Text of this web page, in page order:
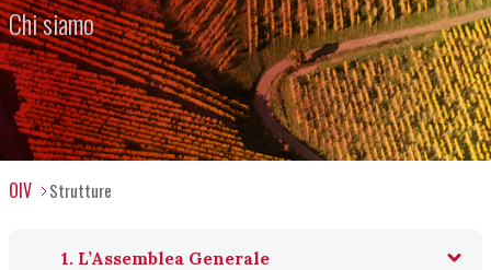
Chi siamo
OIV Strutture
1. L’Assemblea Generale